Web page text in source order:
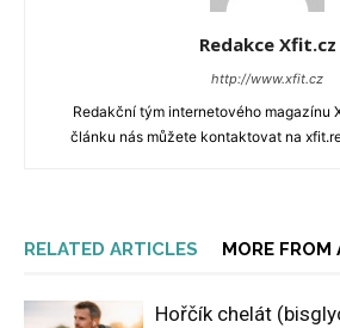
Redakce Xfit.cz
http://www.xfit.cz
Redakční tým internetového magazínu
článku nás můžete kontaktovat na
RELATED ARTICLES MORE FROM
Hořčík chelát